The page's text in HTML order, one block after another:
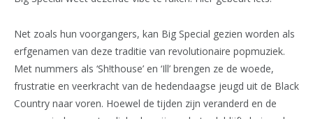
Net zoals hun voorgangers, kan Big Special gezien worden als
erfgenamen van deze traditie van revolutionaire popmuziek.
Met nummers als ‘Sh!thouse’ en ‘Ill’ brengen ze de woede,
frustratie en veerkracht van de hedendaagse jeugd uit de Black
Country naar voren. Hoewel de tijden zijn veranderd en de